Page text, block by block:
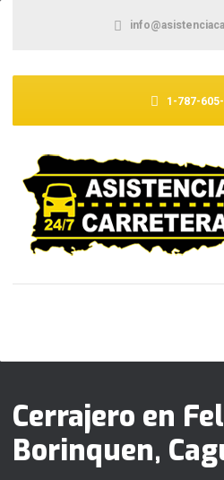
1-787-
Cerrajero en
Borinquen,